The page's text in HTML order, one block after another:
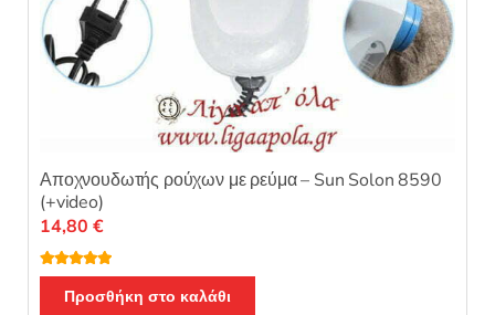
Αποχνουδωτής ρούχων με ρεύμα – Sun Solon 8590
(+video)
Βαθμολογή
θηκε με5.00
από 5
14,80 €
Προσθήκη στο καλάθι